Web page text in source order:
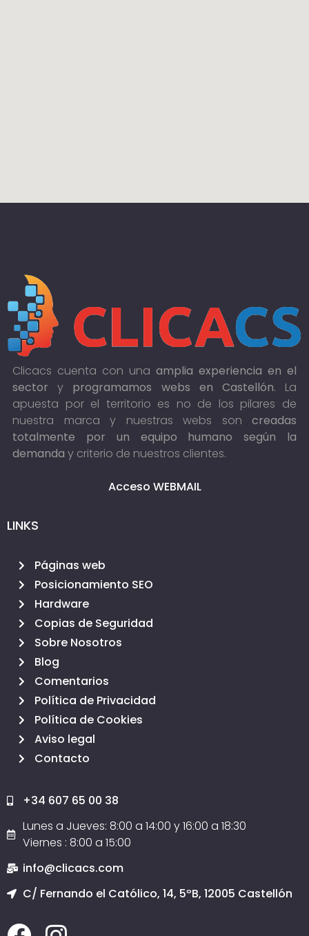
Clicacs cuenta con una amplia experiencia en el
sector y programamos webs en Castellón. La
apuesta por el territorio es no de los pilares de
nuestra marca y nuestras webs son creadas
totalmente por un equipo humano según la
demanda y criterio de nuestros clientes.
Acceso WEBMAIL
LINKS
Páginas web
Posicionamiento SEO
Hardware
Copias de Seguridad
Sobre Nosotros
Blog
Comentarios
Política de Privacidad
Política de Cookies
Aviso legal
Contacto
+34 607 65 00 38
Lunes a Jueves: 8:00 a 14:00 y 16:00 a 18:30
Viernes : 8:00 a 15:00
info@clicacs.com
C/ Fernando el Católico, 14, 5ºB, 12005 Castellón